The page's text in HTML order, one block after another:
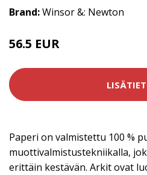
Brand:Winsor &: Newton
56.5 EUR
Paperi on valmistettu 100 %
muottivalmistustekniikalla,
erittäin kestävän. Arkit ovat